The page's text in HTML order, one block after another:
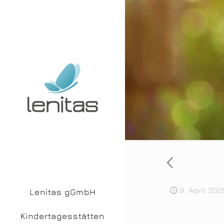
Lenitas gGmbH
Kindertagesstätten
9. April